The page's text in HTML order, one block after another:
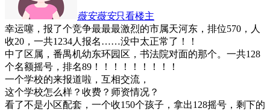
薇安薇安只看楼主
幸运噻，报了个竞争最最最激烈的市属天河东，排位570，人
收20，一共1234人报名……没中太正常了！！
中了区属，番禺机幼东环园区，书法院对面的那个。一共128
个名额摇号，排名89！！！！！！！！！
一个学校的来报道啦，互相交流，
这个学校怎么样？收费？师资情况？
看了不是小区配套，一个收150个孩子，拿出128摇号，剩下的